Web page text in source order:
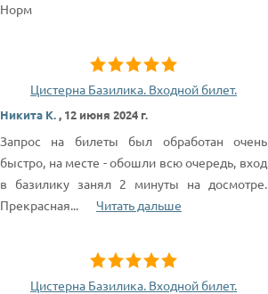
Норм
Цистерна Базилика. Входной билет.
Никита К., 12 июня 2024 г.
Запрос на билеты был обработан очень
быстро, на месте - обошли всю очередь, вход
в базилику занял 2 минуты на досмотре.
Прекрасная... Читать дальше
Цистерна Базилика. Входной билет.